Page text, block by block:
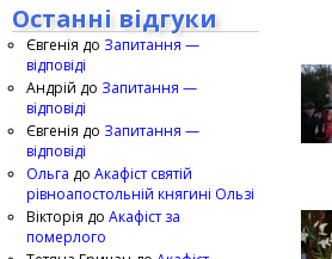
Останні відгуки
Євгенія до Запитання —
відповіді
Андрій до Запитання —
відповіді
Євгенія до Запитання —
відповіді
Ольга до Акафіст святій
рівноапостольній княгині Ользі
Вікторія до Акафіст за
померлого